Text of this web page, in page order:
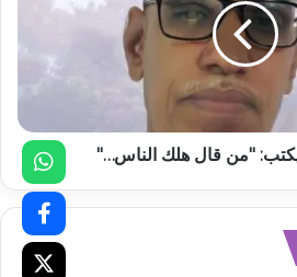
"من قال هلك الناس…"